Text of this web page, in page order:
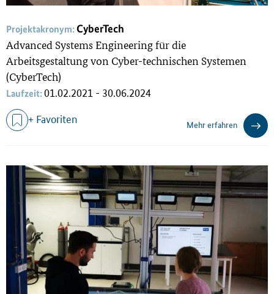
Projektakronym:CyberTech
Advanced Systems Engineering für die
Arbeitsgestaltung von Cyber-technischen Systemen
(CyberTech)
Laufzeit:01.02.2021 - 30.06.2024
+ Favoriten Mehr erfahren